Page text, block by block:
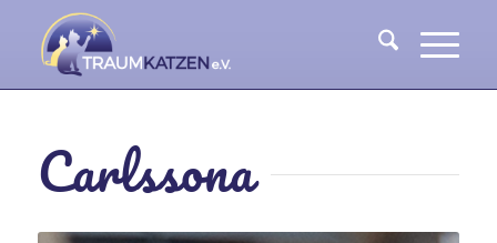
Carlssona